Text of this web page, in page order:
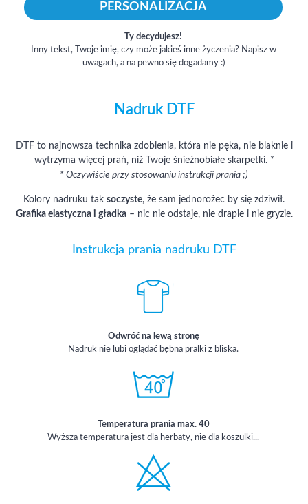
PERSONALIZACJA
Ty decydujesz!
Inny tekst, Twoje imię, czy może jakieś inne życzenia? Napisz w
uwagach, a na pewno się dogadamy :)
Nadruk DTF
DTF to najnowsza technika zdobienia, która nie pęka, nie blaknie i
wytrzyma więcej prań, niż Twoje śnieżnobiałe skarpetki. *
* Oczywiście przy stosowaniu instrukcji prania ;)
Kolory nadruku tak soczyste, że sam jednorożec by się zdziwił.
Grafika elastyczna i gładka– nic nie odstaje, nie drapie i nie gryzie.
Instrukcja prania nadruku DTF
Odwróć na lewą stronę
Nadruk nie lubi oglądać bębna pralki z bliska.
Temperatura prania max. 40
Wyższa temperatura jest dla herbaty, nie dla koszulki...